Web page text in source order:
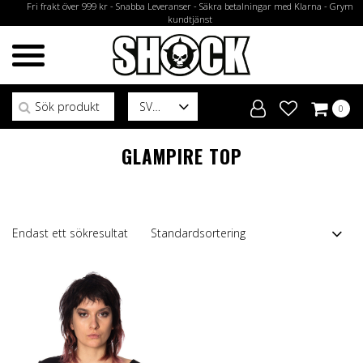
Fri frakt över 999 kr - Snabba Leveranser - Säkra betalningar med Klarna - Grym
kundtjänst
SV
Sök efter:
0
GLAMPIRE TOP
Endast ett sökresultat